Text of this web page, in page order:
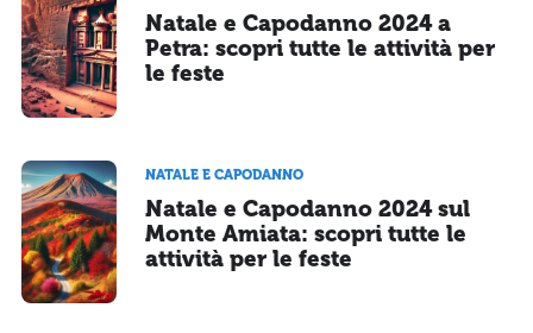
Natale e Capodanno 2024 a
Petra: scopri tutte le attività per
le feste
NATALE E CAPODANNO
Natale e Capodanno 2024 sul
Monte Amiata: scopri tutte le
attività per le feste